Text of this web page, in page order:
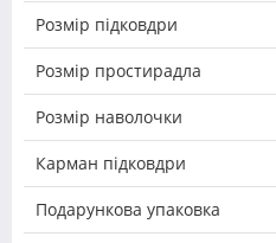
Розмір підковдри
Розмір простирадла
Розмір наволочки
Карман підковдри
Подарункова упаковка